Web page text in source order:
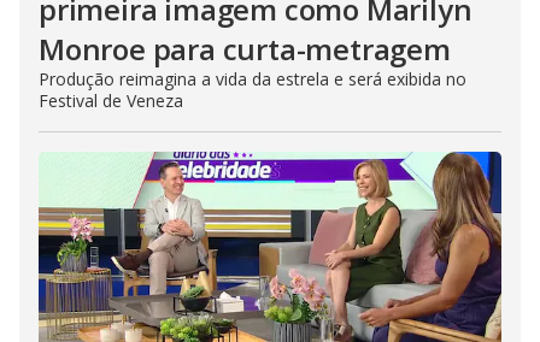
primeira imagem como Marilyn
Monroe para curta-metragem
Produção reimagina a vida da estrela e será exibida no
Festival de Veneza